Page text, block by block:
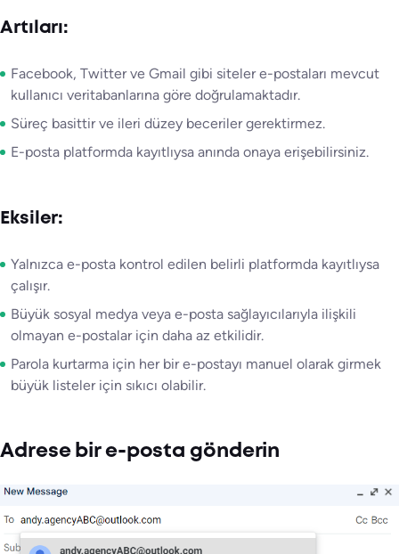
Artıları:
Facebook, Twitter ve Gmail gibi siteler e-postaları mevcut
kullanıcı veritabanlarına göre doğrulamaktadır.
Süreç basittir ve ileri düzey beceriler gerektirmez.
E-posta platformda kayıtlıysa anında onaya erişebilirsiniz.
Eksiler:
Yalnızca e-posta kontrol edilen belirli platformda kayıtlıysa
çalışır.
Büyük sosyal medya veya e-posta sağlayıcılarıyla ilişkili
olmayan e-postalar için daha az etkilidir.
Parola kurtarma için her bir e-postayı manuel olarak girmek
büyük listeler için sıkıcı olabilir.
Adrese bir e-posta gönderin